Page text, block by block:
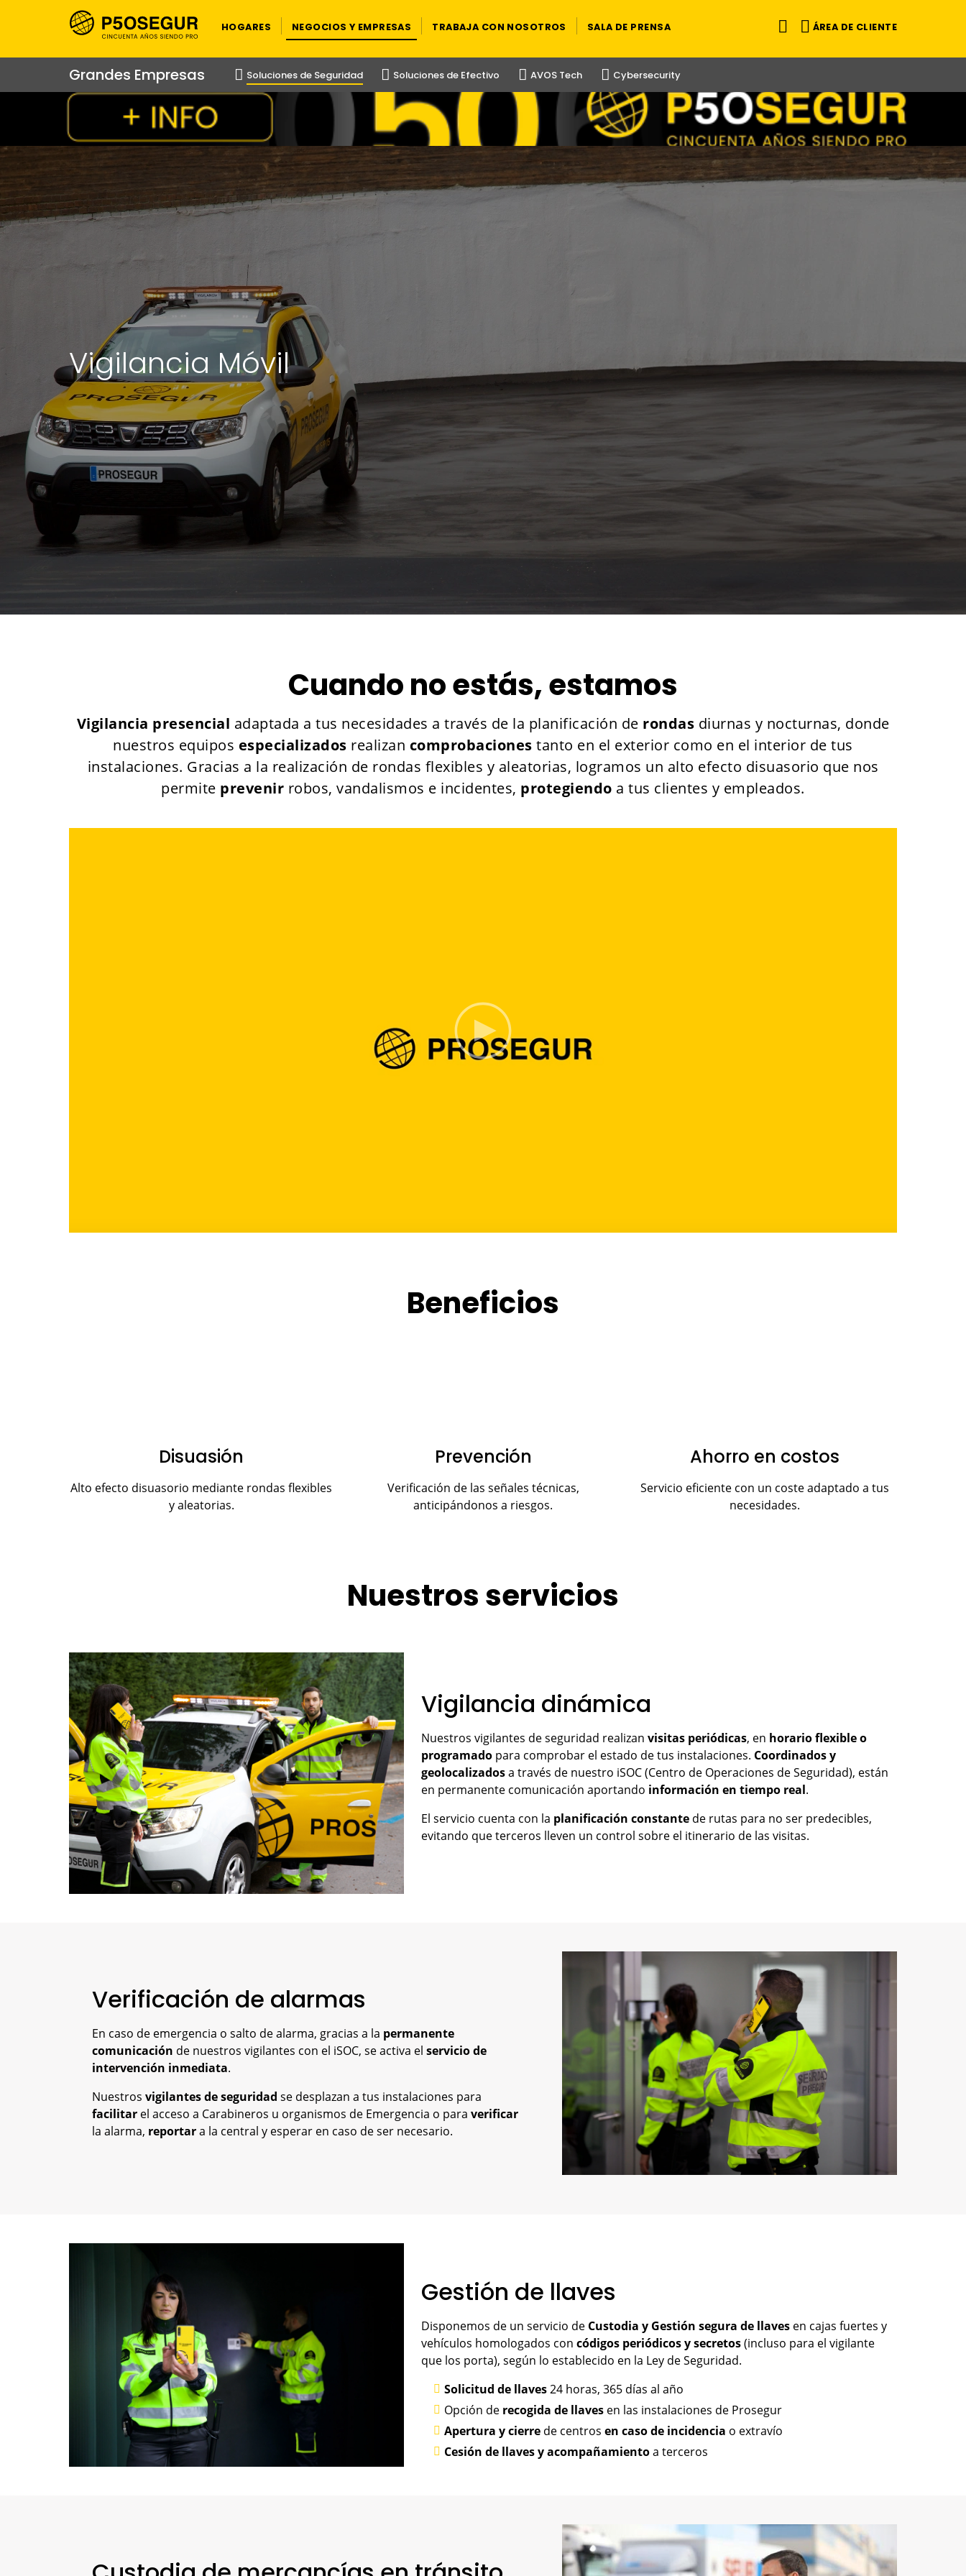
HOGARES NEGOCIOS Y EMPRESAS TRABAJA CON NOSOTROS SALA DE PRENSA ÁREA DE CLIENTE
Grandes Empresas Soluciones de Seguridad Soluciones de Efectivo AVOS Tech Cybersecurity
Vigilancia Móvil
Cuando no estás, estamos
Vigilancia presencial adaptada a tus necesidades a través de la planificación de rondas diurnas y nocturnas, donde
nuestros equipos especializados realizan comprobacionestanto en el exterior como en el interior de tus
instalaciones. Gracias a la realización de rondas flexibles y aleatorias, logramos un alto efecto disuasorio que nos
permite prevenir robos, vandalismos e incidentes, protegiendo a tus clientes y empleados.
Beneficios
Disuasión
Alto efecto disuasorio mediante rondas flexibles
y aleatorias.
Prevención
Verificación de las señales técnicas,
anticipándonos a riesgos.
Ahorro en costos
Servicio eficiente con un coste adaptado a tus
necesidades.
Nuestros servicios
Vigilancia dinámica
Nuestros vigilantes de seguridad realizan visitas periódicas, en horario flexible o
programado para comprobar el estado de tus instalaciones. Coordinados y
geolocalizadosa través de nuestro iSOC (Centro de Operaciones de Seguridad), están
en permanente comunicación aportando información en tiempo real.
El servicio cuenta con la planificación constante de rutas para no ser predecibles,
evitando que terceros lleven un control sobre el itinerario de las visitas.
Verificación de alarmas
En caso de emergencia o salto de alarma, gracias a la permanente
comunicación de nuestros vigilantes con el iSOC, se activa el servicio de
intervención inmediata.
Nuestros vigilantes de seguridad se desplazan a tus instalaciones para
facilitar el acceso a Carabineros u organismos de Emergencia o para verificar
la alarma, reportara la central y esperar en caso de ser necesario.
Gestión de llaves
Disponemos de un servicio de Custodia y Gestión segura de llaves en cajas fuertes y
vehículos homologados con códigos periódicos y secretos(incluso para el vigilante
que los porta), según lo establecido en la Ley de Seguridad.
Solicitud de llaves24 horas, 365 días al año
Opción de recogida de llaves en las instalaciones de Prosegur
Apertura y cierre de centros en caso de incidencia o extravío
Cesión de llaves y acompañamientoa terceros